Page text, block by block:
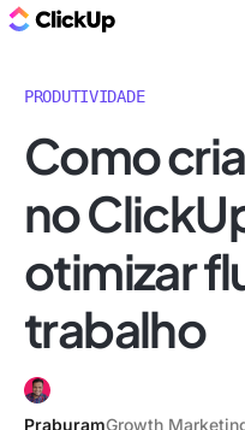
PRODUTIVIDADE
Como
no
otimizar
trabalho
PraburamGrowth